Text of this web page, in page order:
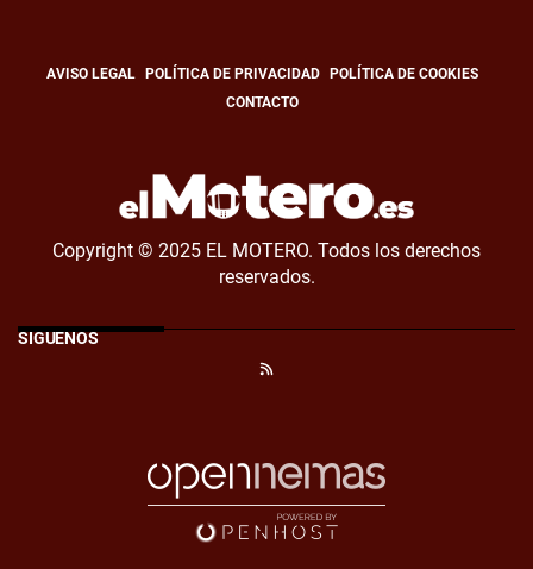
AVISO LEGAL POLÍTICA DE PRIVACIDAD
POLÍTICA DE COOKIES
CONTACTO
Copyright © 2025 EL MOTERO. Todos los derechos
reservados.
SÍGUENOS